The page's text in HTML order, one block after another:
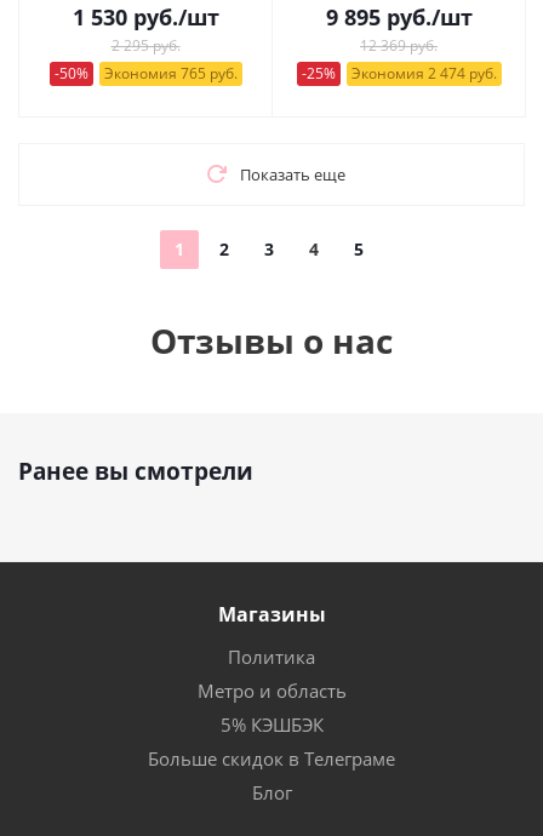
1 530руб./шт
2 295 руб.
-50%
Экономия 765 руб.
9 895руб./шт
12 369 руб.
-25%
Экономия 2 474 руб.
Показать еще
1 2 3 4 5
Отзывы о нас
Ранее вы смотрели
Магазины
Политика
Метро и область
5% КЭШБЭК
Больше скидок в Телеграме
Блог